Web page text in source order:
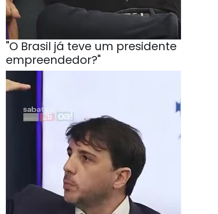
"O Brasil já teve um presidente
empreendedor?"